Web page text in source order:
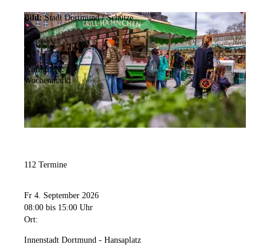
Bild: Stadt Dortmund / Schütze
Kategorie:
Wochenmarkt
112 Termine
Fr 4. September 2026
08:00 bis 15:00 Uhr
Ort:
Innenstadt Dortmund - Hansaplatz